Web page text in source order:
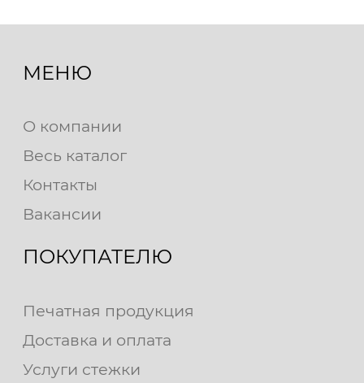
МЕНЮ
О компании
Весь каталог
Контакты
Вакансии
ПОКУПАТЕЛЮ
Печатная продукция
Доставка и оплата
Услуги стежки